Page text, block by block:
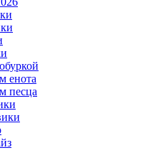
енота
песца